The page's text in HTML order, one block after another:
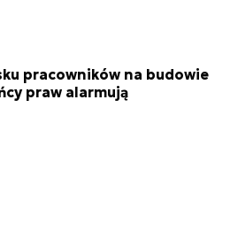
pracowników na budowie
praw alarmują